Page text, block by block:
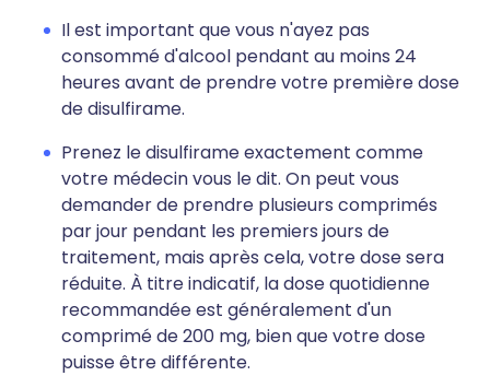
Il est important que vous n'ayez pas
consommé d'alcool pendant au moins 24
heures avant de prendre votre première dose
de disulfirame.
Prenez le disulfirame exactement comme
votre médecin vous le dit. On peut vous
demander de prendre plusieurs comprimés
par jour pendant les premiers jours de
traitement, mais après cela, votre dose sera
réduite. À titre indicatif, la dose quotidienne
recommandée est généralement d'un
comprimé de 200 mg, bien que votre dose
puisse être différente.